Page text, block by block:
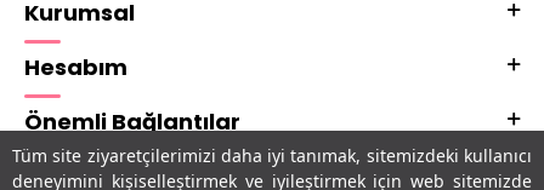
Tüm site ziyaretçilerimizi daha iyi tanımak, sitemizdeki kullanıcı
deneyimini kişiselleştirmek ve iyileştirmek için web sitemizde
Kurumsal
Hesabım
Önemli Bağlantılar
Adres & İletişim